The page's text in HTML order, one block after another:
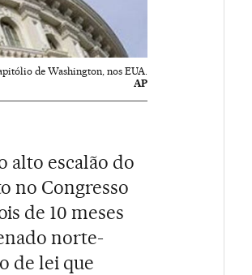
de Washington, nos EUA.
AP
alto escalão do
no Congresso
de 10 meses
norte-
de lei que